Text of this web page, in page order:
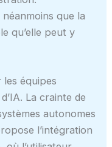
néanmoins que la
qu’elle peut y
équipes
La crainte de
autonomes
l’intégration